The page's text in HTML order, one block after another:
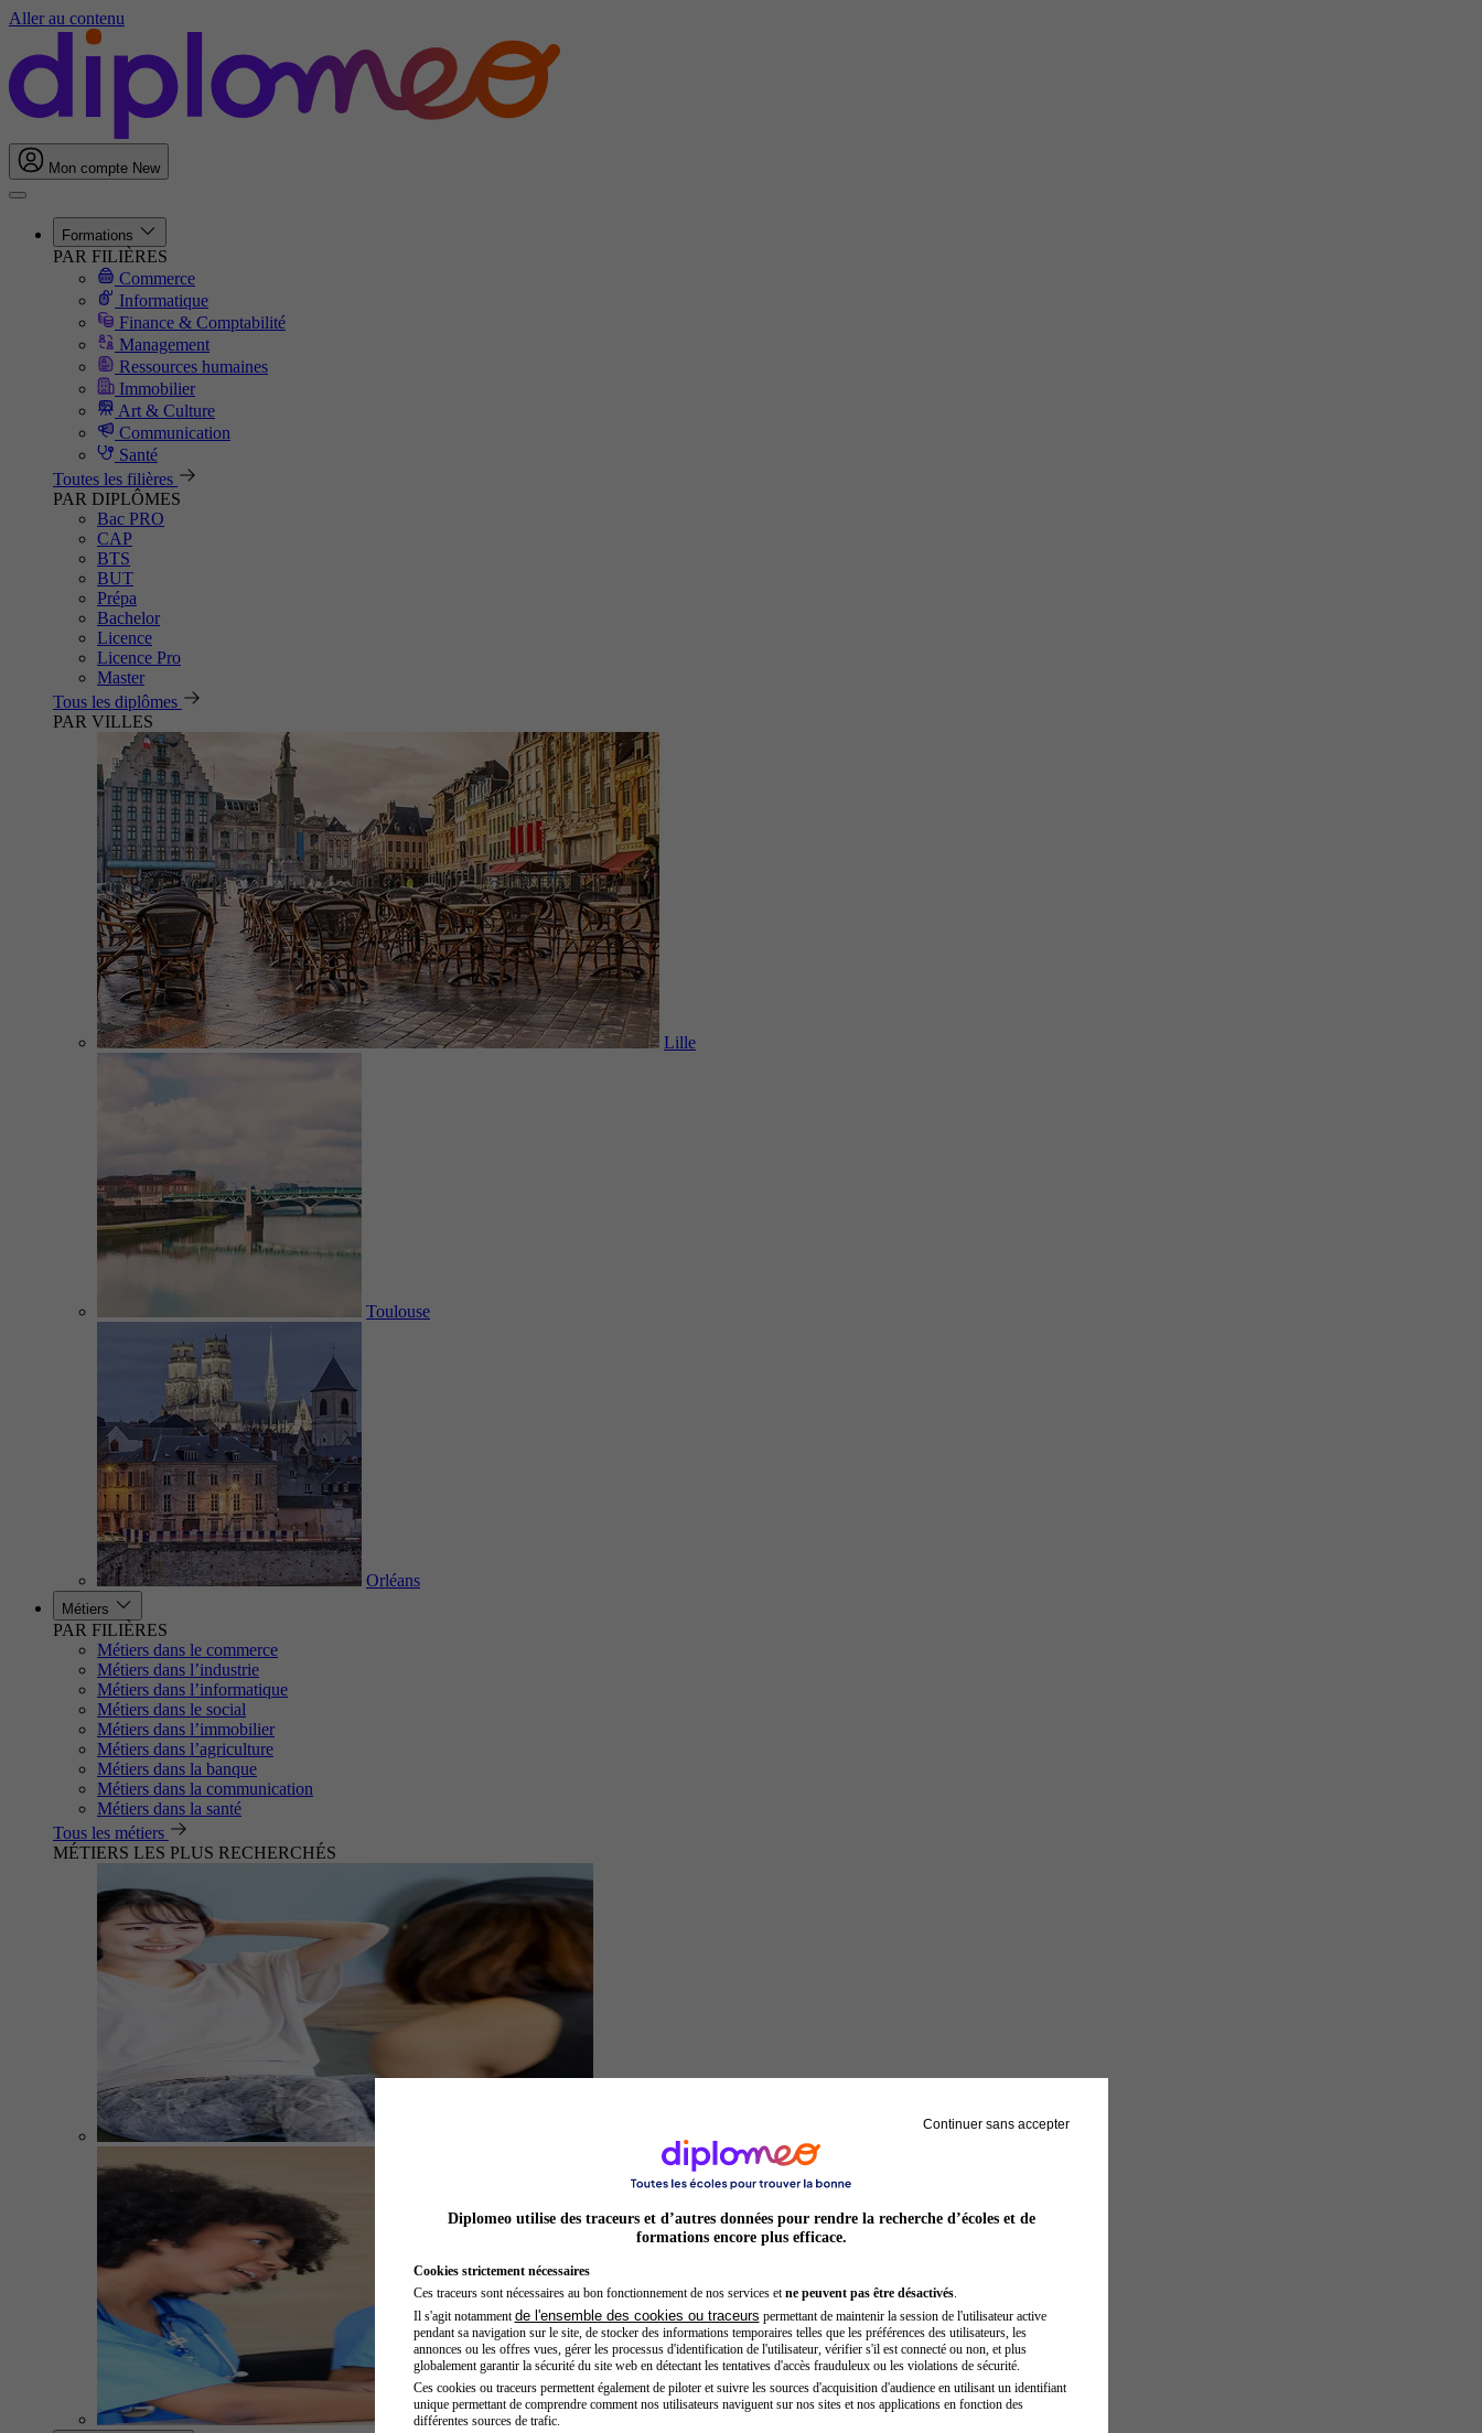
Aller au contenu
Mon compte New
Formations
PAR FILIÈRES
Commerce
Informatique
Finance & Comptabilité
Management
Ressources humaines
Immobilier
Art & Culture
Communication
Santé
Toutes les filières
PAR DIPLÔMES
Bac PRO
CAP
BTS
BUT
Prépa
Bachelor
Licence
Licence Pro
Master
Tous les diplômes
PAR VILLES
Lille
Toulouse
Orléans
Métiers
PAR FILIÈRES
Métiers dans le commerce
Métiers dans l’industrie
Métiers dans l’informatique
Métiers dans le social
Métiers dans l’immobilier
Métiers dans l’agriculture
Métiers dans la banque
Métiers dans la communication
Métiers dans la santé
Tous les métiers
MÉTIERS LES PLUS RECHERCHÉS
Préparateur physique
Continuer sans accepter
Diplomeo utilise des traceurs et d’autres données pour rendre la recherche d’écoles et de
formations encore plus efficace.
Cookies strictement nécessaires
Ces traceurs sont nécessaires au bon fonctionnement de nos services et ne peuvent pas être désactivés.
Il s'agit notamment de l'ensemble des cookies ou traceurs permettant de maintenir la session de l'utilisateur active
pendant sa navigation sur le site, de stocker des informations temporaires telles que les préférences des utilisateurs, les
annonces ou les offres vues, gérer les processus d'identification de l'utilisateur, vérifier s'il est connecté ou non, et plus
globalement garantir la sécurité du site web en détectant les tentatives d'accès frauduleux ou les violations de sécurité.
Ces cookies ou traceurs permettent également de piloter et suivre les sources d'acquisition d'audience en utilisant un identifiant
unique permettant de comprendre comment nos utilisateurs naviguent sur nos sites et nos applications en fonction des
différentes sources de trafic.